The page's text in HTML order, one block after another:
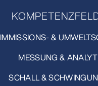
IMMISSIONS- &
MESSUNG &
SCHALL &